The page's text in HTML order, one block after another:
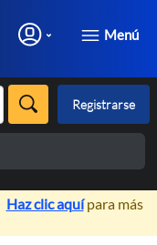
Menú
Registrarse
×
Haz clic aquípara más